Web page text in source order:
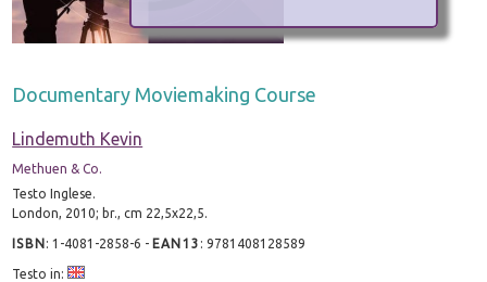
Documentary Moviemaking Course
Lindemuth Kevin
Methuen & Co.
Testo Inglese.
London, 2010; br., cm 22,5x22,5.
ISBN:1-4081-2858-6 - EAN13 :9781408128589
Testo in: